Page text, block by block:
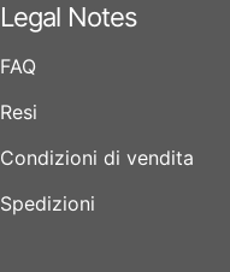
Legal Notes
FAQ
Resi
Condizioni di vendita
Spedizioni